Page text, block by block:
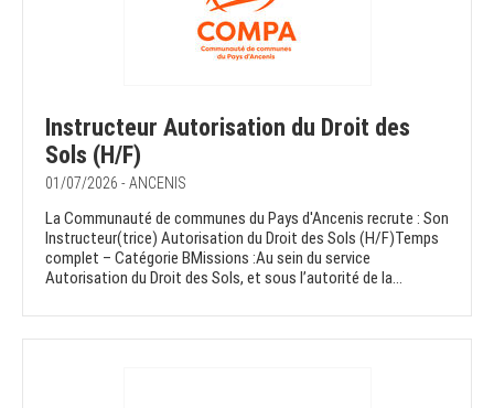
Instructeur Autorisation du Droit des
Sols (H/F)
01/07/2026 - ANCENIS
La Communauté de communes du Pays d'Ancenis recrute : Son
Instructeur(trice) Autorisation du Droit des Sols (H/F)Temps
complet – Catégorie BMissions :Au sein du service
Autorisation du Droit des Sols, et sous l’autorité de la...